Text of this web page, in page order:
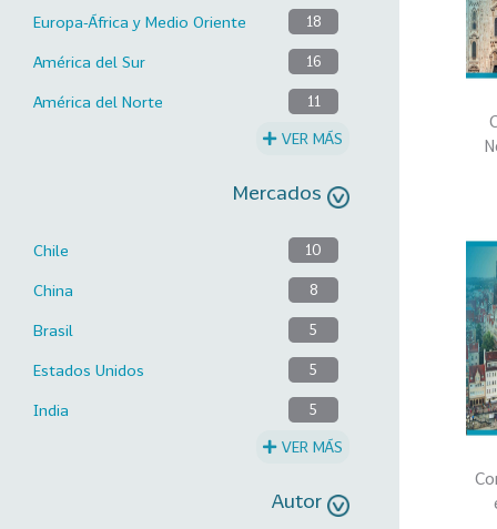
Europa-África y Medio Oriente 18
América del Sur 16
América del Norte 11
VER MÁS
Mercados
Chile 10
China 8
Brasil 5
Estados Unidos 5
India 5
VER MÁS
Autor